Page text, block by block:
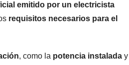
emitido por un electricista
requisitos necesarios para el
, como la potencia instalada y